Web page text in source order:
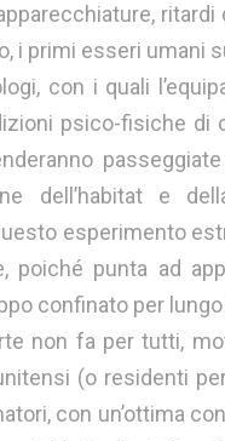
i primi esseri umani
con i quali
psico-fisiche di
dell’habitat e
esperimento
poiché punta ad
confinato per
non fa per tutti,
(o residenti
con un’ottima